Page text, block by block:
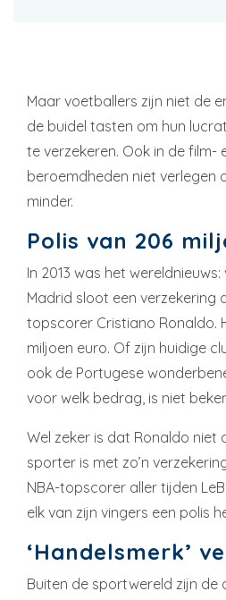
Maar voetballers zijn niet de
de buidel tasten om hun
te verzekeren. Ook in de film-
beroemdheden niet verlegen
minder.
Polis van 206
In 2013 was het
Madrid sloot een verzekering
topscorer Cristiano Ronaldo.
miljoen euro. Of zijn huidige
ook de Portugese
voor welk bedrag, is niet
Wel zeker is dat Ronaldo niet
sporter is met zo’n
NBA-topscorer aller tijden
elk van zijn vingers een polis
‘Handelsmerk’
Buiten de sportwereld zijn de